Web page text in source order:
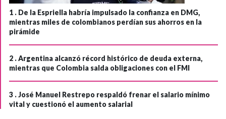
1 . De la Espriella habría impulsado la confianza en DMG,
mientras miles de colombianos perdían sus ahorros en la
pirámide
2 .Argentina alcanzó récord histórico de deuda externa,
mientras que Colombia salda obligaciones con el FMI
3 .José Manuel Restrepo respaldó frenar el salario mínimo
vital y cuestionó el aumento salarial